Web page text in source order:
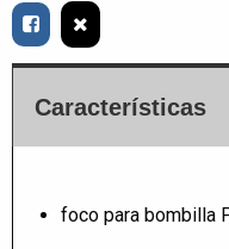
Características
foco para bombilla